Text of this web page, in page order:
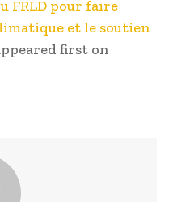
FRLD pour faire
et le soutien
first on